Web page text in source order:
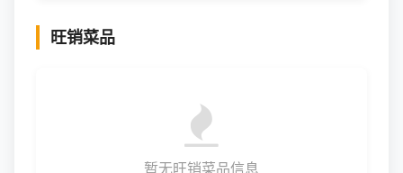
旺销菜品
暂无旺销菜品信息